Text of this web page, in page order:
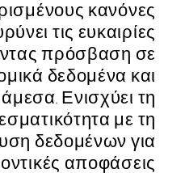
κανόνες
τις ευκαιρίες
πρόσβαση σε
δεδομένα και
Ενισχύει τη
με τη
δεδομένων για
αποφάσεις.